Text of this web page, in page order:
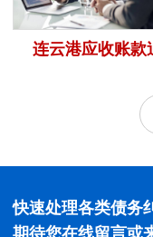
连云港应收账款
快速处理各类债务
期待您在线留言或